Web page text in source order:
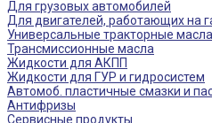
Для грузовых автомобилей
Для двигателей, работающих на
Универсальные тракторные масла
Трансмиссионные масла
Жидкости для АКПП
Жидкости для ГУР и гидросистем
Автомоб. пластичные смазки и
Антифризы
Сервисные продукты